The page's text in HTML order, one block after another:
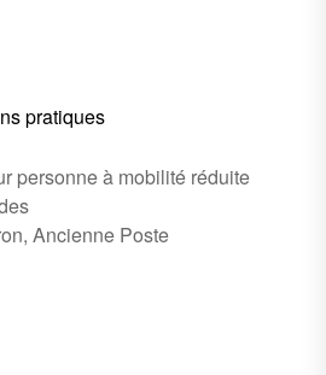
pratiques
personne à mobilité réduite
Ancienne Poste